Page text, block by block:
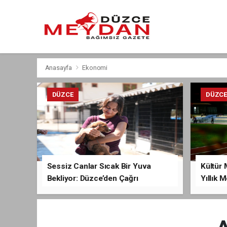
Anasayfa Ekonomi
DÜZCE
Sessiz Canlar Sıcak Bir Yuva
Bekliyor: Düzce’den Çağrı
DÜZCE
Kültür
Yıllık